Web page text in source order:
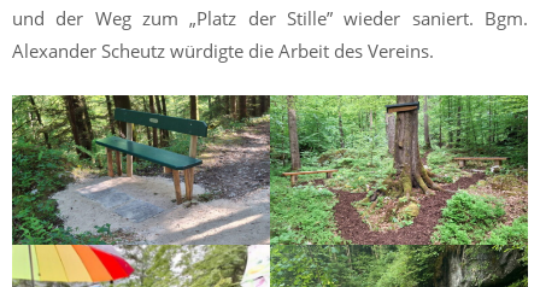
und der Weg zum „Platz der Stille” wieder saniert. Bgm.
Alexander Scheutz würdigte die Arbeit des Vereins.